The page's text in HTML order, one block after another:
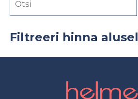
Filtreeri hinna alusel